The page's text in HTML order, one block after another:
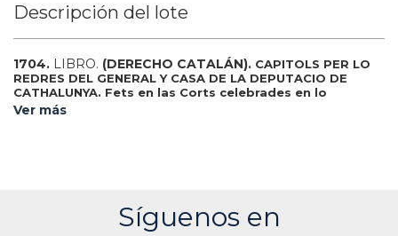
Descripción del lote
1704. LIBRO. (DERECHO CATALÁN). CAPITOLS PER LO
REDRES DEL GENERAL Y CASA DE LA DEPUTACIO DE
CATHALUNYA. Fets en las Corts celebrades en lo
Monestir de Sant Francesch de Barcelona per la S.C.R.M.
Ver más
Síguenos en